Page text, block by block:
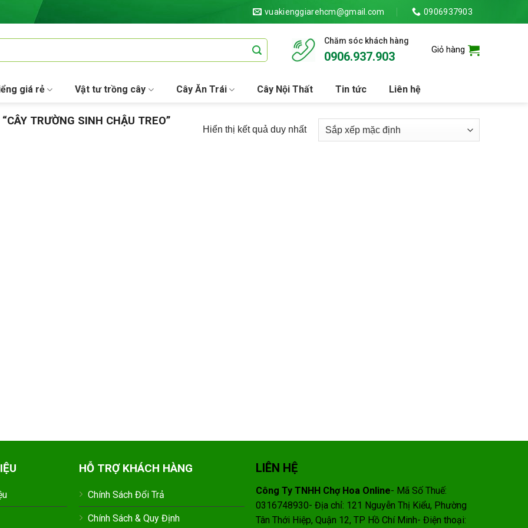
vuakienggiarehcm@gmail.com 0906937903
Chăm sóc khách hàng
0906.937.903 Giỏ hàng
giá rẻ Vật tư trồng cây Cây Ăn Trái Cây Nội Thất Tin tức Liên hệ
TRƯỜNG SINH CHẬU TREO”
Hiển thị kết quả duy nhất
HỖ TRỢ KHÁCH HÀNG
Chính Sách Đổi Trả
Chính Sách & Quy Định
LIÊN HỆ
Công Ty TNHH Chợ Hoa Online- Mã Số Thuế:
0316748930- Địa chỉ: 121 Nguyễn Thị Kiểu, Phường
Tân Thới Hiệp, Quận 12, TP Hồ Chí Minh- Điện thoại: